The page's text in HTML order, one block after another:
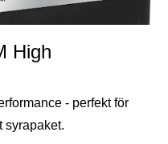
High
- perfekt för
syrapaket.